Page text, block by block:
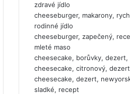
zdravé jídlo
cheeseburger, makarony,
rodinné jídlo
cheeseburger, zapečený,
mleté maso
cheesecake, borůvky,
cheesecake, citronový,
cheesecake, dezert,
sladké, recept